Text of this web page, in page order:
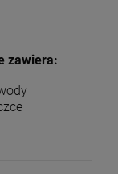
zawiera: